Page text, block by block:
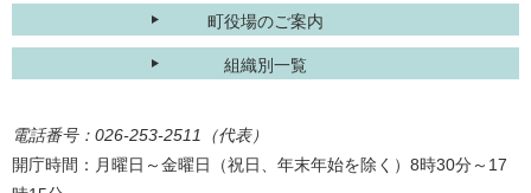
町役場のご案内
組織別一覧
電話番号：026-253-2511（代表）
開庁時間：月曜日～金曜日（祝日、年末年始を除く）8時30分～17